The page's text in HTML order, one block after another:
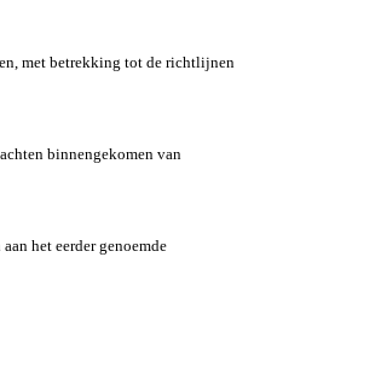
met betrekking tot de richtlijnen
binnengekomen van
het eerder genoemde